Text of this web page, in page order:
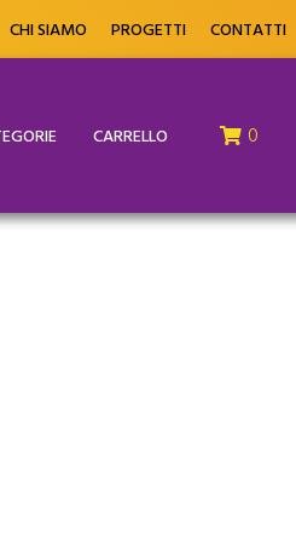
CHI SIAMO PROGETTI CONTATTI
CARRELLO 0